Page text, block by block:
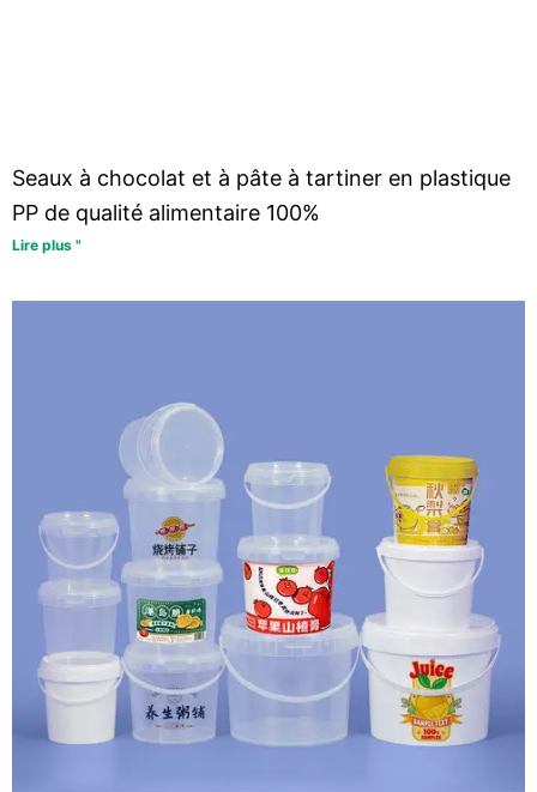
Seaux à chocolat et à pâte à tartiner en plastique
PP de qualité alimentaire 100%
Lire plus "